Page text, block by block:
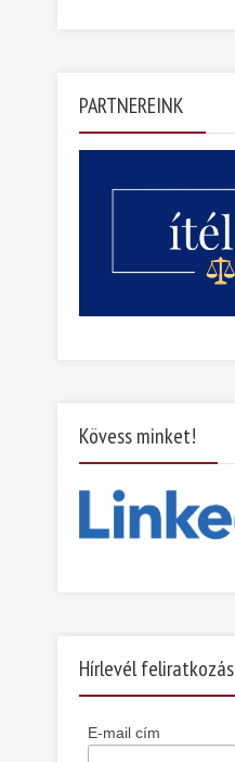
PARTNEREINK
Kövess minket!
Hírlevél feliratkozás
E-mail cím